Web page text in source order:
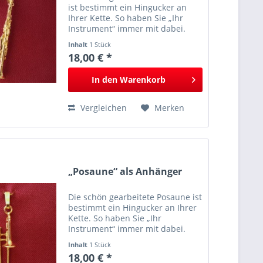
ist bestimmt ein Hingucker an
Ihrer Kette. So haben Sie „Ihr
Instrument“ immer mit dabei.
Inhalt 1 Stück
18,00 € *
In den Warenkorb
Vergleichen Merken
„Posaune“ als Anhänger
Die schön gearbeitete Posaune ist
bestimmt ein Hingucker an Ihrer
Kette. So haben Sie „Ihr
Instrument“ immer mit dabei.
Inhalt 1 Stück
18,00 € *